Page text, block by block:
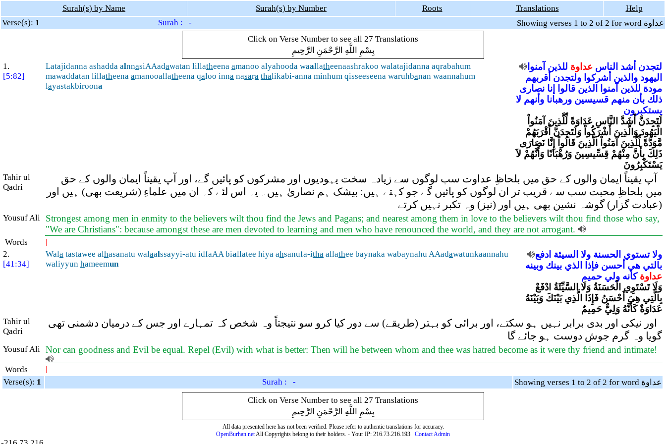
Surah(s) by Name Surah(s) by Number Roots Translations
Help
Verse(s): 1 Surah : -
Showing verses 1 to 2 of 2 for word عداوة
Click on Verse Number to see all 27 Translations
بِسْمِ اللَّهِ الرَّحْمَنِ الرَّحِيمِ
1.
[5:82]
Latajidanna ashadda alnnasiAAadawatan lillatheena amanoo alyahooda waallatheenaashrakoo walatajidanna aqrabahum
mawaddatan lillatheena amanooallatheena qaloo inna nasara thalikabi-anna minhum qisseeseena waruhbanan waannahum
layastakbiroona
لتجدن أشد الناس عداوة للذين آمنوا
اليهود والذين أشركوا ولتجدن أقربهم
مودة للذين آمنوا الذين قالوا إنا نصارى
ذلك بأن منهم قسيسين ورهبانا وأنهم لا
يستكبرون
لَتَجِدَنَّ أَشَدَّ النَّاسِ عَدَاوَةً لِّلَّذِينَ آمَنُواْ
الْيَهُودَ وَالَّذِينَ أَشْرَكُواْ وَلَتَجِدَنَّ أَقْرَبَهُمْ
مَّوَدَّةً لِّلَّذِينَ آمَنُواْ الَّذِينَ قَالُواْ إِنَّا نَصَارَى
ذَلِكَ بِأَنَّ مِنْهُمْ قِسِّيسِينَ وَرُهْبَانًا وَأَنَّهُمْ لاَ
يَسْتَكْبِرُونَ
Tahir ul
Qadri
آپ یقیناً ایمان والوں کے حق میں بلحاظِ عداوت سب لوگوں سے زیادہ سخت یہودیوں اور مشرکوں کو پائیں گے، اور آپ یقیناً ایمان والوں کے حق
میں بلحاظِ محبت سب سے قریب تر ان لوگوں کو پائیں گے جو کہتے ہیں: بیشک ہم نصاریٰ ہیں۔ یہ اس لئے کہ ان میں علماءِ (شریعت بھی) ہیں اور
(عبادت گزار) گوشہ نشین بھی ہیں اور (نیز) وہ تکبر نہیں کرتے
Yousuf Ali
Strongest among men in enmity to the believers wilt thou find the Jews and Pagans; and nearest among them in love to the believers wilt thou find those who say,
"We are Christians": because amongst these are men devoted to learning and men who have renounced the world, and they are not arrogant.
Words |
2.
[41:34]
Wala tastawee alhasanatu walaalssayyi-atu idfaAA biallatee hiya ahsanufa-itha allathee baynaka wabaynahu AAadawatunkaannahu
waliyyun hameemun
ولا تستوي الحسنة ولا السيئة ادفع
بالتي هي أحسن فإذا الذي بينك وبينه
عداوة كأنه ولي حميم
وَلَا تَسْتَوِي الْحَسَنَةُ وَلَا السَّيِّئَةُ ادْفَعْ
بِالَّتِي هِيَ أَحْسَنُ فَإِذَا الَّذِي بَيْنَكَ وَبَيْنَهُ
عَدَاوَةٌ كَأَنَّهُ وَلِيٌّ حَمِيمٌ
Tahir ul
Qadri
اور نیکی اور بدی برابر نہیں ہو سکتے، اور برائی کو بہتر (طریقے) سے دور کیا کرو سو نتیجتاً وہ شخص کہ تمہارے اور جس کے درمیان دشمنی تھی
گویا وہ گرم جوش دوست ہو جائے گا
Yousuf Ali Nor can goodness and Evil be equal. Repel (Evil) with what is better: Then will he between whom and thee was hatred become as it were thy friend and intimate!
Words |
Verse(s): 1 Surah : -
Showing verses 1 to 2 of 2 for word عداوة
Click on Verse Number to see all 27 Translations
بِسْمِ اللَّهِ الرَّحْمَنِ الرَّحِيمِ
All data presented here has not been verified. Please refer to authentic translations for accuracy.
OpenBurhan.netAll Copyrights belong to their holders. - Your IP: 216.73.216.193 Contact Admin